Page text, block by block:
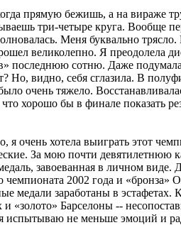
прямую бежишь, а на вираже
три-четыре круга. Вообще
Меня буквально
великолепно. Я преодолела
последнюю сотню. Даже
Но, видно, себя сглазила. В
очень тяжело.
что хорошо бы в финале показать
я очень хотела выиграть этот
За мою почти девятилетнюю
завоеванная в личном виде.
чемпионата 2002 года и «бронза»
медали заработаны в эстафетах.
«золото» Барселоны --
испытываю не меньше эмоций и